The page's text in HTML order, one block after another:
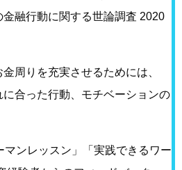
融行動に関する世論調査 2020
周りを充実させるためには、
に合った行動、モチベーションの
マンレッスン」「実践できるワー